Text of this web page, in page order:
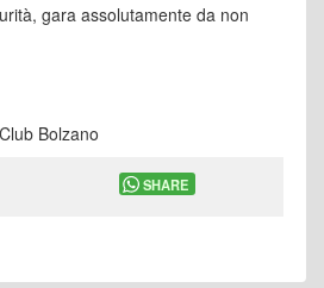
gara assolutamente da non
Bolzano
SHARE